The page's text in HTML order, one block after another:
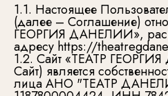
1.1. Настоящее
(далее – Соглашение)
ГЕОРГИЯ ДАНЕЛИИ»,
адресу https://
1.2. Сайт «ТЕАТР
Сайт) является
лица АНО "ТЕАТР